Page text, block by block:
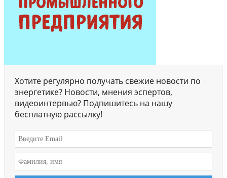
Хотите регулярно получать свежие новости по
энергетике? Новости, мнения эспертов,
видеоинтервью? Подпишитесь на нашу
бесплатную рассылку!